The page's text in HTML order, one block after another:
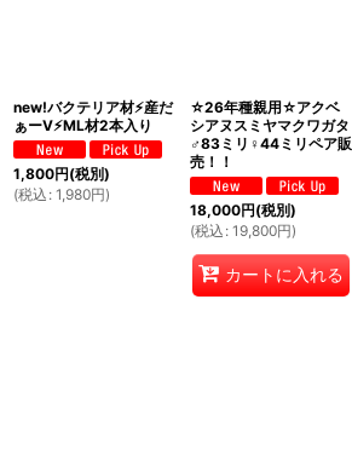
new!バクテリア材⚡産だ
ぁーV⚡ML材2本入り
1,800円(税別)
(税込 : 1,980円)
☆26年種親用☆アクベ
シアヌスミヤマクワガタ
♂83ミリ♀44ミリペア販
売！！
18,000円(税別)
(税込 : 19,800円)
カートに入れる